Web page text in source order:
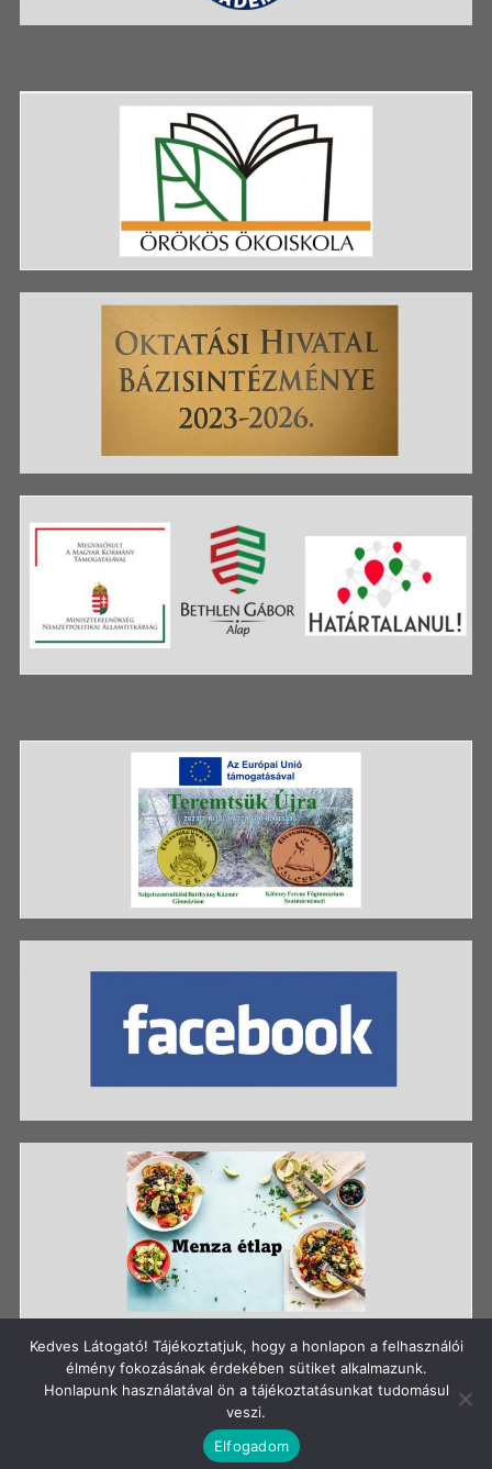
Szerzői jog: Szigetszentmiklósi Batthyány Kázmér
Gimnázium
Kedves Látogató! Tájékoztatjuk, hogy a honlapon a felhasználói
élmény fokozásának érdekében sütiket alkalmazunk.
Honlapunk használatával ön a tájékoztatásunkat tudomásul
veszi.
Elfogadom